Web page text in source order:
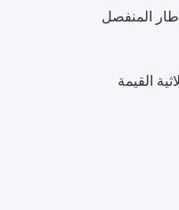
المنفصل
القيمة